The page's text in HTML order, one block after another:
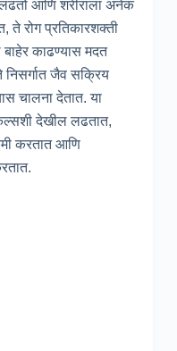
आणि शरीराला अनेक
ते रोग प्रतिकारशक्ती
बाहेर काढण्यास मदत
निसर्गात जैव सक्रिय
चालना देतात. या
देखील लढतात,
करतात आणि